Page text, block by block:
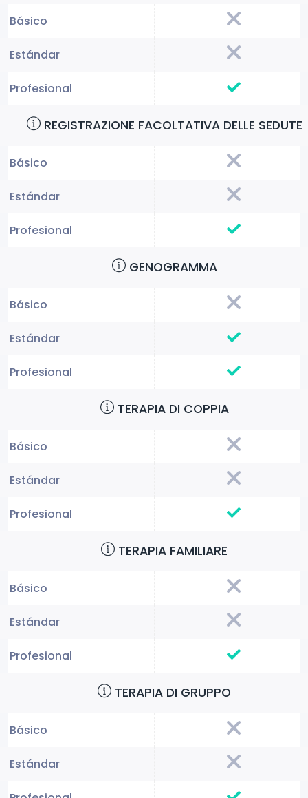
REGISTRAZIONE FACOLTATIVA DELLE SEDUTE
GENOGRAMMA
TERAPIA DI COPPIA
TERAPIA FAMILIARE
TERAPIA DI GRUPPO